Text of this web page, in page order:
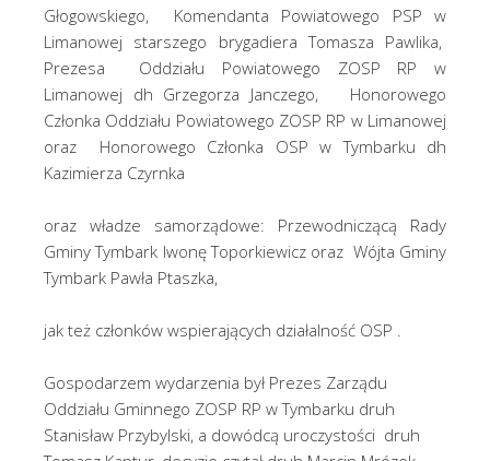
Głogowskiego, Komendanta Powiatowego PSP w
Limanowej starszego brygadiera Tomasza Pawlika,
Prezesa Oddziału Powiatowego ZOSP RP w
Limanowej dh Grzegorza Janczego, Honorowego
Członka Oddziału Powiatowego ZOSP RP w Limanowej
oraz Honorowego Członka OSP w Tymbarku dh
Kazimierza Czyrnka
oraz władze samorządowe: Przewodniczącą Rady
Gminy Tymbark Iwonę Toporkiewicz oraz Wójta Gminy
Tymbark Pawła Ptaszka,
jak też członków wspierających działalność OSP .
Gospodarzem wydarzenia był Prezes Zarządu
Oddziału Gminnego ZOSP RP w Tymbarku druh
Stanisław Przybylski, a dowódcą uroczystości druh